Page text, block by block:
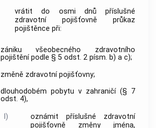
vrátit do osmi dnů příslušné
zdravotní pojišťovně průkaz
pojištěnce při:
zániku všeobecného zdravotního
pojištění podle § 5 odst. 2 písm. b) a c);
změně zdravotní pojišťovny;
dlouhodobém pobytu v zahraničí (§ 7
odst. 4),
l)
oznámit příslušné zdravotní
pojišťovně změny jména,